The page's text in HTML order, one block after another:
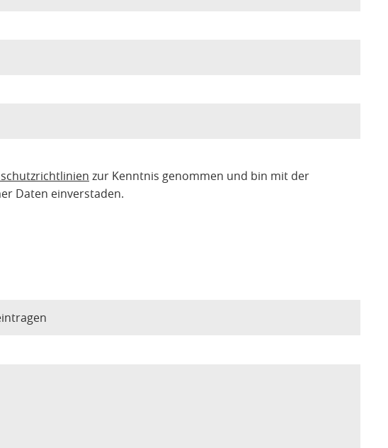
zur Kenntnis genommen und bin mit der
Daten einverstaden.